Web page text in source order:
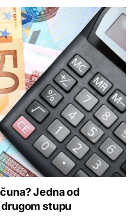
Jedna od
stupu